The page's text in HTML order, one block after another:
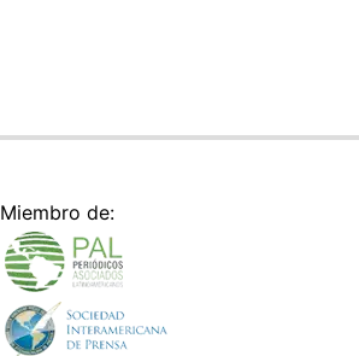
Miembro de: